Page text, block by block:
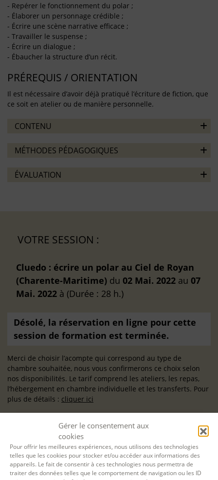
Gérer le consentement aux
cookies
Pour offrir les meilleures expériences, nous utilisons des technologies
telles que les cookies pour stocker et/ou accéder aux informations des
appareils. Le fait de consentir à ces technologies nous permettra de
traiter des données telles que le comportement de navigation ou les ID
- Repérer le fonctionnement du polar ;
- Élaborer un personnage crédible ;
- Écrire une scène narrative efficace ;
- Travailler le suspense ;
- Écrire un dialogue ;
- Ébaucher la structure d’un récit.
PRÉREQUIS / ORIENTATION
Il est nécessaire d’avoir déjà pratiqué l’écriture de fiction, que
ce soit en atelier ou de manière personnelle.
CONTENU
MÉTHODES PÉDAGOGIQUES
ÉVALUATION
VOTRE SESSION :
Cluedo : écrire un polar au Ciel de Royan
(Charente-Maritime) du 02 Mai. 2022 au 07
Mai. 2022 à (Durée : 28 h.)
Désolé, la réservation en ligne pour cette
session de formation est terminée.
Merci de choisir l’acompte qui correspond au type de
chambre souhaitée, nous vous confirmerons ce choix selon
nos disponibilités. Le tarif comprend les ateliers, les repas,
l’hébergement en chambre individuelle et les transferts. Pour
plus de détails : cliquer ici